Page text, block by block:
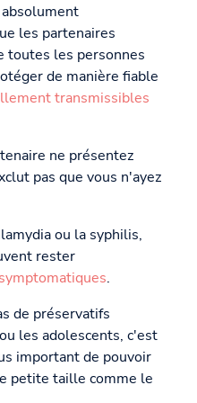
les partenaires
toutes les personnes
de manière fiable
transmissibles
ne présentez
pas que vous n'ayez
ou la syphilis,
rester
.
de préservatifs
les adolescents, c'est
important de pouvoir
petite taille comme le